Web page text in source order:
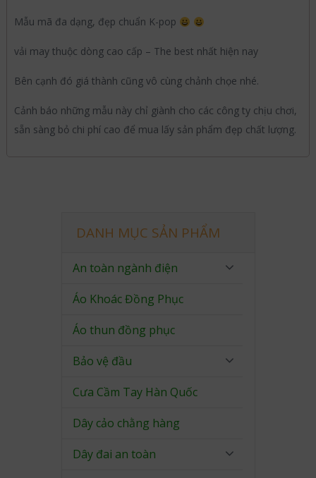
Mẫu mã đa dạng, đẹp chuẩn K-pop
vải may thuộc dòng cao cấp – The best nhất hiện nay
Bên cạnh đó giá thành cũng vô cùng chảnh chọe nhé.
Cảnh báo những mẫu này chỉ giành cho các công ty chịu chơi,
sẵn sàng bỏ chi phí cao để mua lấy sản phẩm đẹp chất lượng.
DANH MỤC SẢN PHẨM
An toàn ngành điện
Áo Khoác Đồng Phục
Áo thun đồng phục
Bảo vệ đầu
Cưa Cầm Tay Hàn Quốc
Dây cảo chằng hàng
Dây đai an toàn